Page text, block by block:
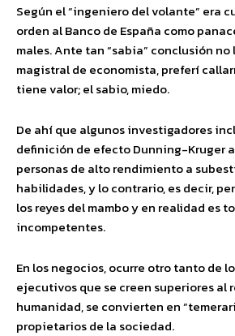
Según el “ingeniero del volante” era
orden al Banco de España como
males. Ante tan “sabia” conclusión no
magistral de economista, preferí
tiene valor; el sabio, miedo.
De ahí que algunos investigadores
definición de efecto Dunning-Kruger
personas de alto rendimiento a
habilidades, y lo contrario, es decir,
los reyes del mambo y en realidad es
incompetentes.
En los negocios, ocurre otro tanto de
ejecutivos que se creen superiores al
humanidad, se convierten en
propietarios de la sociedad.